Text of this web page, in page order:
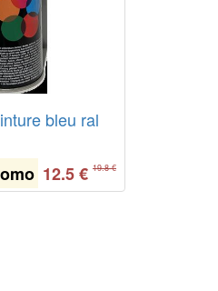
bleu ral
12.5€ 19.8 €